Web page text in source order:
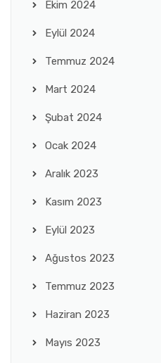
Ekim 2024
Eylül 2024
Temmuz 2024
Mart 2024
Şubat 2024
Ocak 2024
Aralık 2023
Kasım 2023
Eylül 2023
Ağustos 2023
Temmuz 2023
Haziran 2023
Mayıs 2023